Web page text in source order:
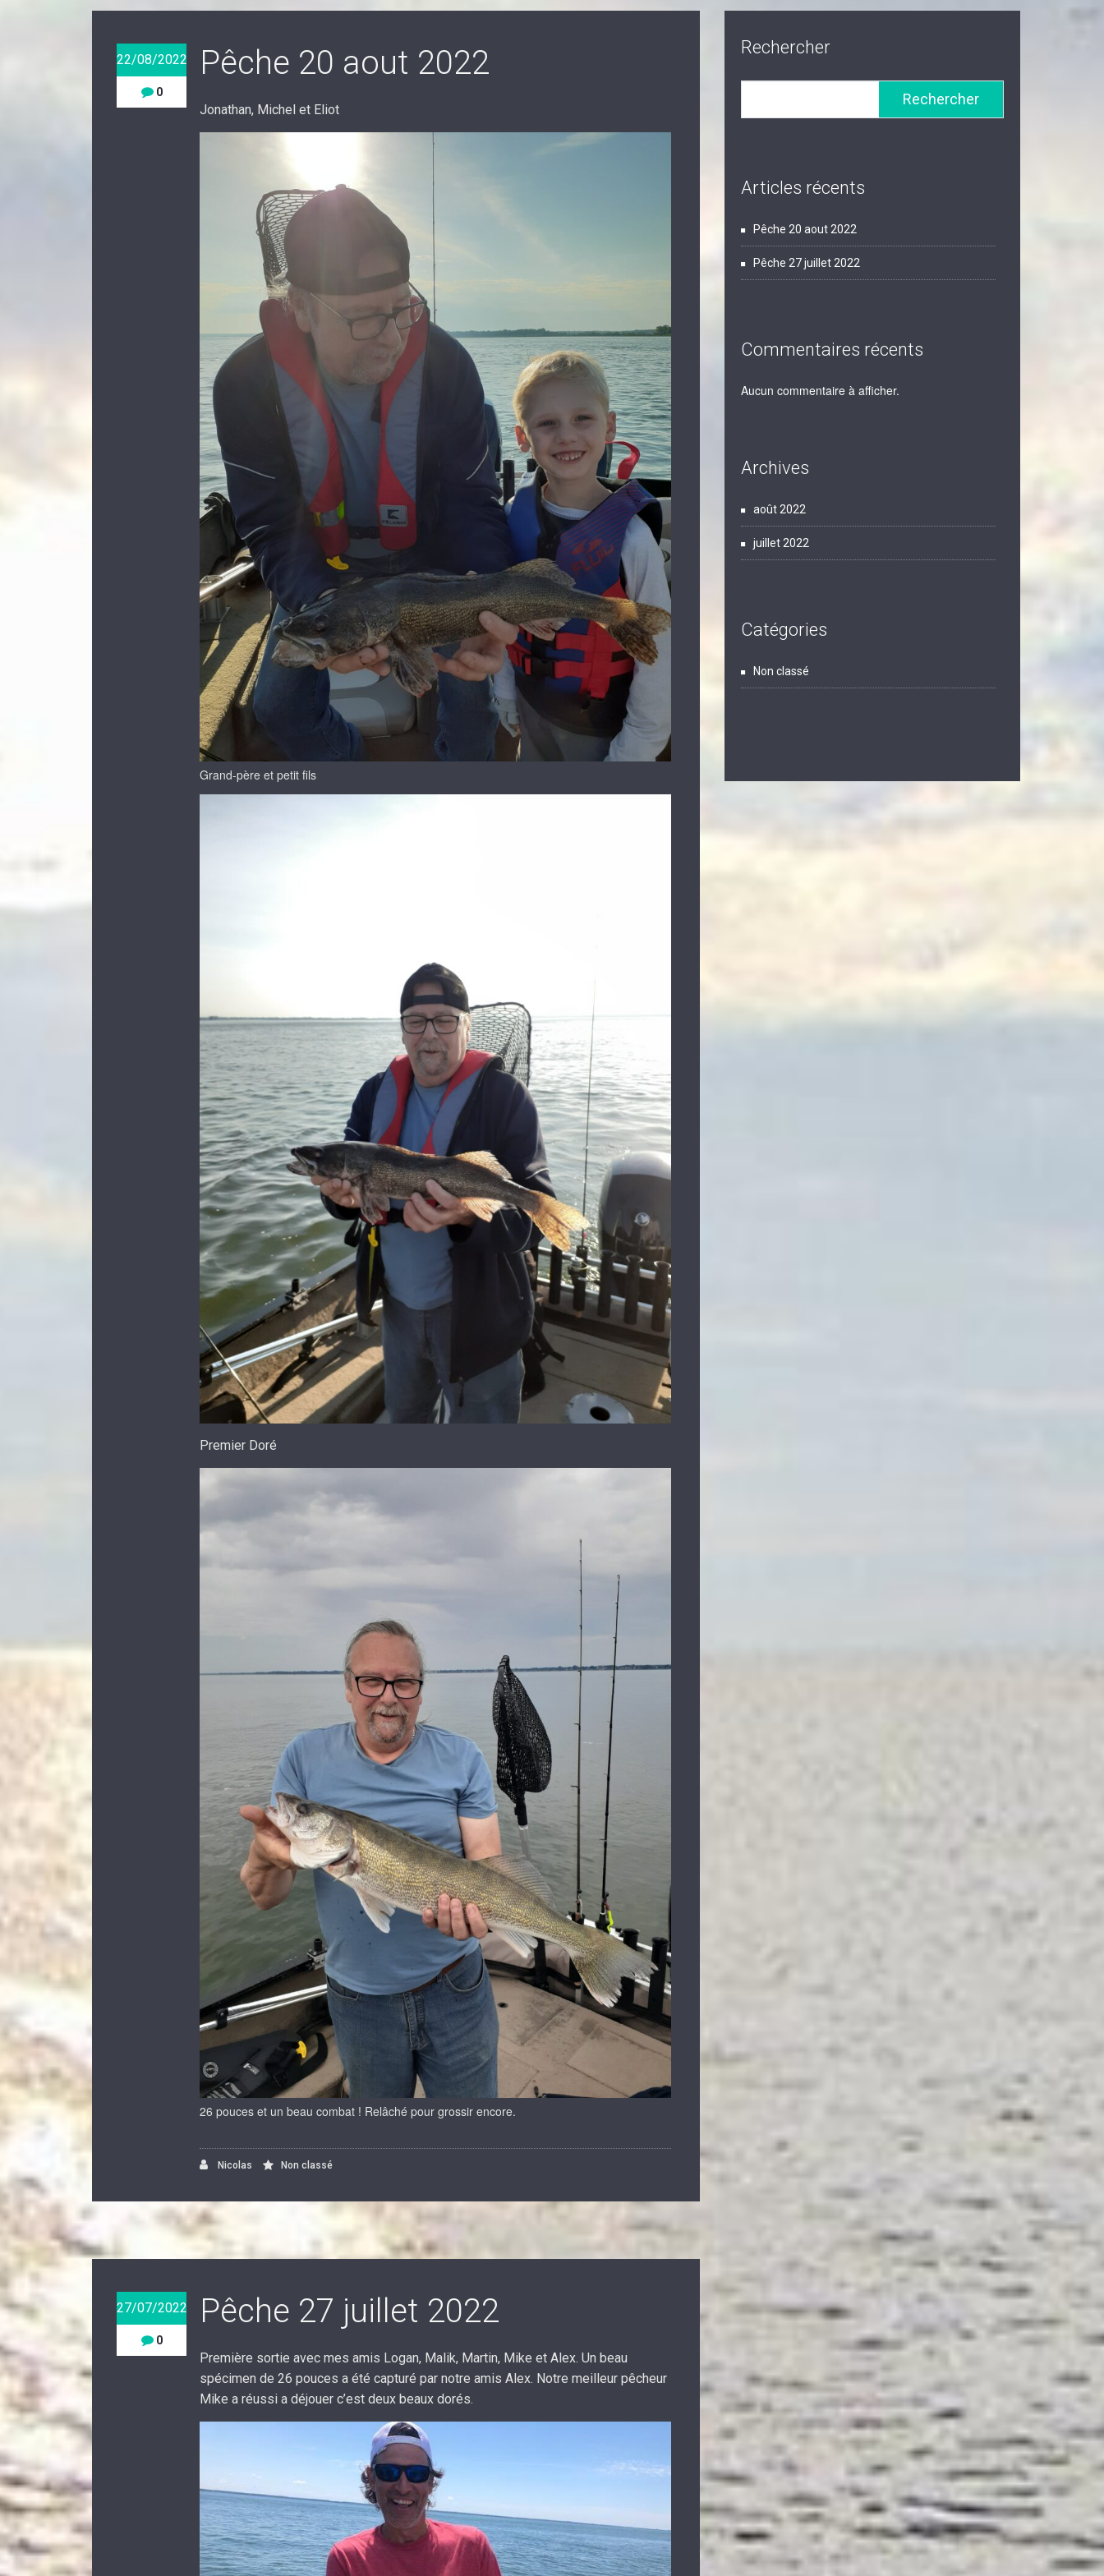
22/08/2022
0
Pêche 20 aout 2022
Jonathan, Michel et Eliot
Grand-père et petit fils
Premier Doré
26 pouces et un beau combat ! Relâché pour grossir encore.
Nicolas Non classé
27/07/2022
0
Pêche 27 juillet 2022
Première sortie avec mes amis Logan, Malik, Martin, Mike et Alex. Un beau
spécimen de 26 pouces a été capturé par notre amis Alex. Notre meilleur pêcheur
Mike a réussi a déjouer c’est deux beaux dorés.
Rechercher
Rechercher
Articles récents
Pêche 20 aout 2022
Pêche 27 juillet 2022
Commentaires récents
Aucun commentaire à afficher.
Archives
août 2022
juillet 2022
Catégories
Non classé